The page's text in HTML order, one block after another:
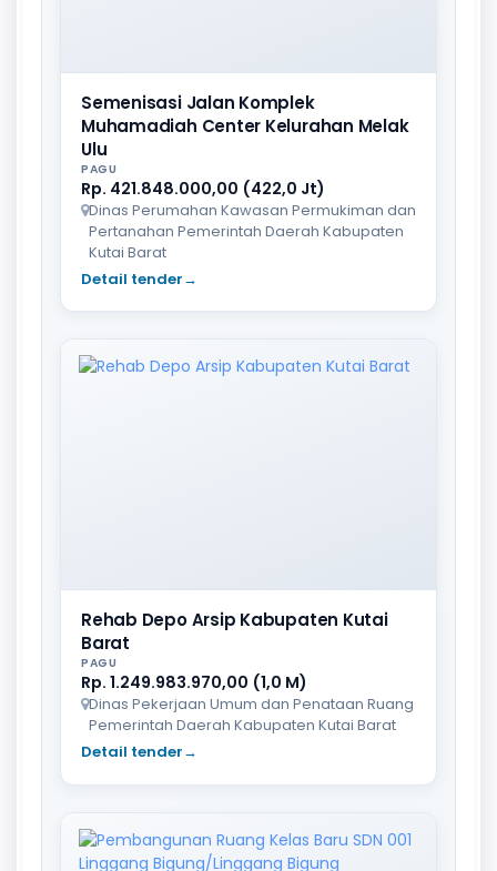
Semenisasi Jalan Komplek
Muhamadiah Center Kelurahan Melak
Ulu
PAGU
Rp. 421.848.000,00 (422,0 Jt)
Dinas Perumahan Kawasan Permukiman dan
Pertanahan Pemerintah Daerah Kabupaten
Kutai Barat
Detail tender→
Rehab Depo Arsip Kabupaten Kutai
Barat
PAGU
Rp. 1.249.983.970,00 (1,0 M)
Dinas Pekerjaan Umum dan Penataan Ruang
Pemerintah Daerah Kabupaten Kutai Barat
Detail tender→